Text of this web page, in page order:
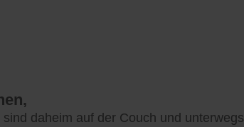
daheim auf der Couch und unterwegs